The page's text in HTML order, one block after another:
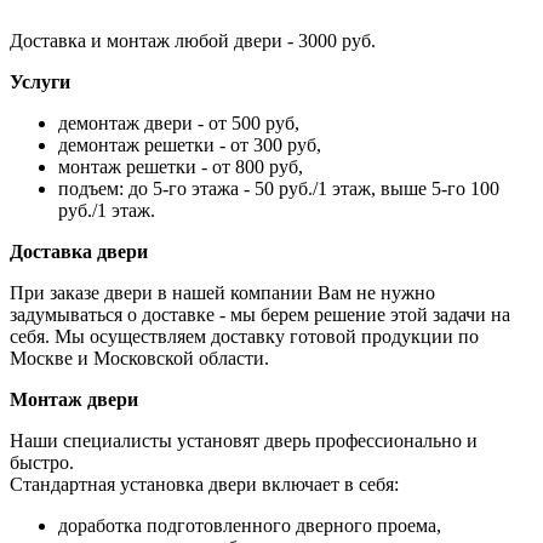
Доставка и монтаж любой двери - 3000 руб.
Услуги
демонтаж двери - от 500 руб,
демонтаж решетки - от 300 руб,
монтаж решетки - от 800 руб,
подъем: до 5-го этажа - 50 руб./1 этаж, выше 5-го 100
руб./1 этаж.
Доставка двери
При заказе двери в нашей компании Вам не нужно
задумываться о доставке - мы берем решение этой задачи на
себя. Мы осуществляем доставку готовой продукции по
Москве и Московской области.
Монтаж двери
Наши специалисты установят дверь профессионально и
быстро.
Стандартная установка двери включает в себя:
доработка подготовленного дверного проема,